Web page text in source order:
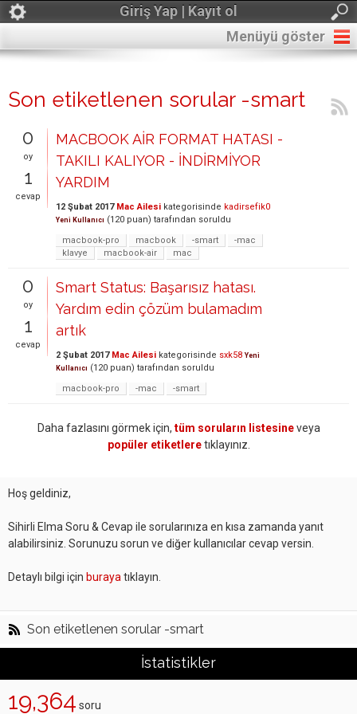
Giriş Yap | Kayıt ol
Menüyü göster
Son etiketlenen sorular -smart
0
oy
1
cevap
MACBOOK AİR FORMAT HATASI -
TAKILI KALIYOR - İNDİRMİYOR
YARDIM
12 Şubat 2017 Mac Ailesi kategorisinde kadirsefik0
Yeni Kullanıcı (120 puan) tarafından soruldu
macbook-pro
macbook -smart
-mac
klavye
macbook-air mac
0
oy
1
cevap
Smart Status: Başarısız hatası.
Yardım edin çözüm bulamadım
artık
2 Şubat 2017 Mac Ailesi kategorisinde sxk58 Yeni
Kullanıcı (120 puan) tarafından soruldu
macbook-pro
-mac -smart
Daha fazlasını görmek için, tüm soruların listesineveya
popüler etiketleretıklayınız.
Hoş geldiniz,
Sihirli Elma Soru & Cevap ile sorularınıza en kısa zamanda yanıt
alabilirsiniz. Sorunuzu sorun ve diğer kullanıcılar cevap versin.
Detaylı bilgi için buraya tıklayın.
Son etiketlenen sorular -smart
İstatistikler
19,364 soru